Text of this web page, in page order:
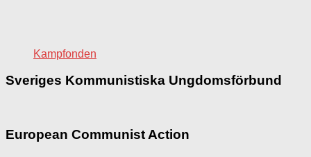
Kampfonden
Sveriges Kommunistiska Ungdomsförbund
European Communist Action